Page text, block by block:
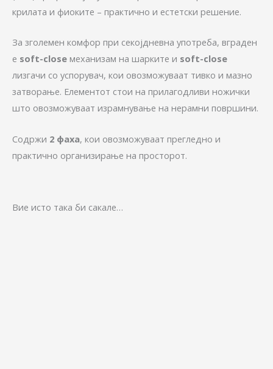
крилата и фиоките – практично и естетски решение.
За зголемен комфор при секојдневна употреба, вграден
е soft-close механизам на шарките и soft-close
лизгачи со успорувач, кои овозможуваат тивко и мазно
затворање. Елементот стои на прилагодливи ножички
што овозможуваат израмнување на нерамни површини.
Содржи 2 фаха, кои овозможуваат прегледно и
практично организирање на просторот.
Вие исто така би сакале…